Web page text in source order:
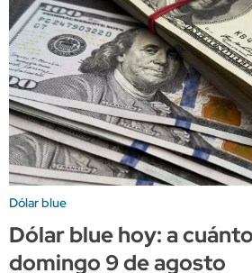
Dólar blue
Dólar blue hoy: a
domingo 9 de agosto